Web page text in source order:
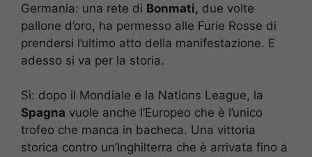
Germania: una rete di Bonmati, due volte
pallone d’oro, ha permesso alle Furie Rosse di
prendersi l’ultimo atto della manifestazione. E
adesso si va per la storia.
Sì: dopo il Mondiale e la Nations League, la
Spagna vuole anche l’Europeo che è l’unico
trofeo che manca in bacheca. Una vittoria
storica contro un’Inghilterra che è arrivata fino a